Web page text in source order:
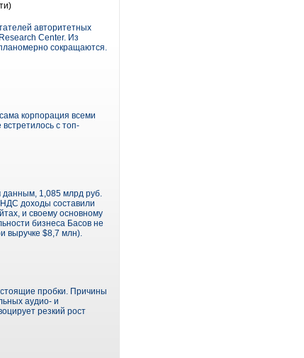
авторитетных
Center. Из
сокращаются.
корпорация всеми
с топ-
данным, 1,085 млрд руб.
НДС доходы составили
и своему основному
бизнеса Басов не
выручке $8,7 млн).
пробки. Причины
аудио- и
резкий рост